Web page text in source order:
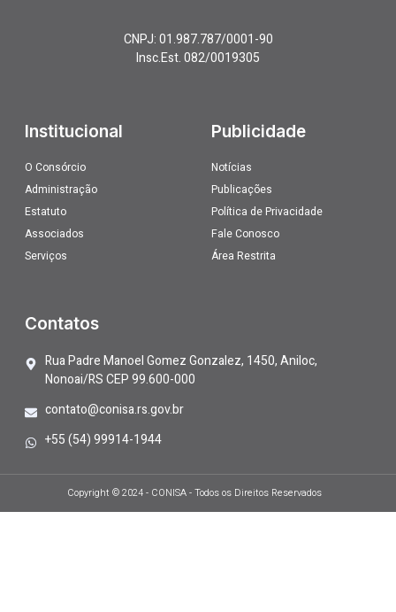
CNPJ: 01.987.787/0001-90
Insc.Est. 082/0019305
Institucional
O Consórcio
Administração
Estatuto
Associados
Serviços
Publicidade
Notícias
Publicações
Política de Privacidade
Fale Conosco
Área Restrita
Contatos
Rua Padre Manoel Gomez Gonzalez, 1450, Aniloc,
Nonoai/RS CEP 99.600-000
contato@conisa.rs.gov.br
+55 (54) 99914-1944
Copyright © 2024 - CONISA - Todos os Direitos Reservados